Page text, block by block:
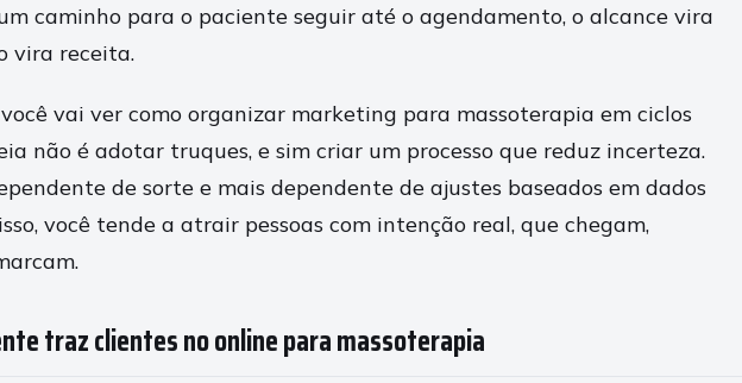
caminho para o paciente seguir até o agendamento, o alcance vira
vira receita.
vai ver como organizar marketing para massoterapia em ciclos
não é adotar truques, e sim criar um processo que reduz incerteza.
de sorte e mais dependente de ajustes baseados em dados
você tende a atrair pessoas com intenção real, que chegam,
traz clientes no online para massoterapia